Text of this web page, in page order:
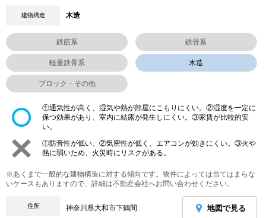
建物構造 木造
鉄筋系 鉄骨系
軽量鉄骨系 木造
ブロック・その他
①通気性が高く、湿気や熱が部屋にこもりにくい。②湿度を一定に
保つ効果があり、室内に結露が発生しにくい。③家賃が比較的安
い。
①防音性が低い。②気密性が低く、エアコンが効きにくい。③火や
熱に弱いため、火災時にリスクがある。
※あくまで一般的な建物構造に対する傾向です。物件によっては当てはまらな
いケースもありますので、詳細は不動産会社へお問い合わせください。
住所 神奈川県大和市下鶴間 地図で見る